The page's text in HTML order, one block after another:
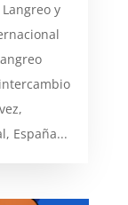
y
España...